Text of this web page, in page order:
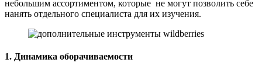
небольшим ассортиментом, которые не могут позволить себе
нанять отдельного специалиста для их изучения.
1. Динамика оборачиваемости